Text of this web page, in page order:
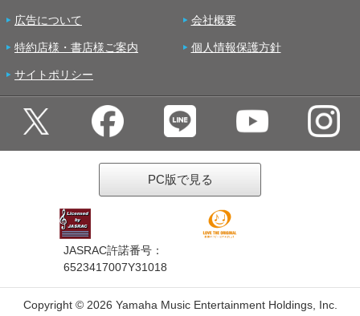
広告について 会社概要
特約店様・書店様ご案内 個人情報保護方針
サイトポリシー
PC版で見る
JASRAC許諾番号：
6523417007Y31018
Copyright © 2026 Yamaha Music Entertainment Holdings, Inc.